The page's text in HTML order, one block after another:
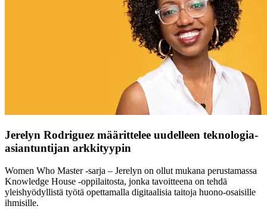
Jerelyn Rodriguez määrittelee uudelleen teknologia-
asiantuntijan arkkityypin
Women Who Master -sarja – Jerelyn on ollut mukana perustamassa
Knowledge House -oppilaitosta, jonka tavoitteena on tehdä
yleishyödyllistä työtä opettamalla digitaalisia taitoja huono-osaisille
ihmisille.